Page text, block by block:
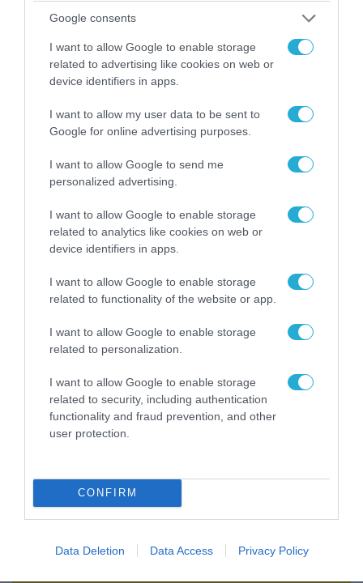
Google consents
I want to allow Google to enable storage
related to advertising like cookies on web or
device identifiers in apps.
I want to allow my user data to be sent to
Google for online advertising purposes.
I want to allow Google to send me
personalized advertising.
I want to allow Google to enable storage
related to analytics like cookies on web or
device identifiers in apps.
I want to allow Google to enable storage
related to functionality of the website or app.
I want to allow Google to enable storage
related to personalization.
I want to allow Google to enable storage
related to security, including authentication
functionality and fraud prevention, and other
user protection.
CONFIRM
Data Deletion Data Access Privacy Policy
08.08.2026 | 17:02
βορειοκορεατικού Στρατού αναπτύχθηκαν
ταχύτατα στη Ρωσία
08.08.2026 | 18:02
Βάσει της τριμερούς συμφωνίας Τουρκίας,
Σ.Αραβίας & Πακιστάν θα πολεμήσουν Ριάντ και
Ισλαμαμπάντ κατά της Ελλάδας!